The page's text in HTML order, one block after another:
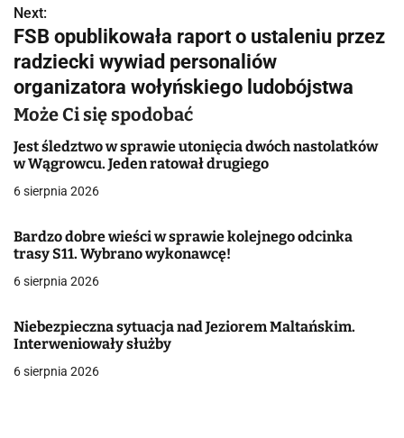
i
g
a
c
j
a
w
p
s
u
Next:
FSB opublikowała raport o ustaleniu przez
radziecki wywiad personaliów
organizatora wołyńskiego ludobójstwa
Może Ci się spodobać
Jest śledztwo w sprawie utonięcia dwóch nastolatków
w Wągrowcu. Jeden ratował drugiego
6 sierpnia 2026
Bardzo dobre wieści w sprawie kolejnego odcinka
trasy S11. Wybrano wykonawcę!
6 sierpnia 2026
Niebezpieczna sytuacja nad Jeziorem Maltańskim.
Interweniowały służby
6 sierpnia 2026